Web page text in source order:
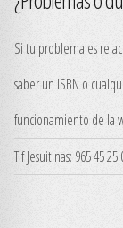
Si tu problema es
saber un ISBN o
funcionamiento de la
Tlf Jesuitinas: 965 45 25